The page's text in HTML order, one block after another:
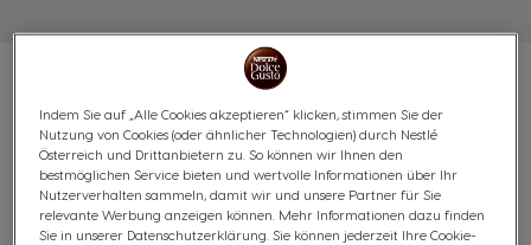
VORTEILSPACK DOLCE
FAMILY - 140 KAPSELN
Indem Sie auf „Alle Cookies akzeptieren“ klicken, stimmen Sie der
Nutzung von Cookies (oder ähnlicher Technologien) durch Nestlé
Österreich und Drittanbietern zu. So können wir Ihnen den
bestmöglichen Service bieten und wertvolle Informationen über Ihr
Nutzerverhalten sammeln, damit wir und unsere Partner für Sie
relevante Werbung anzeigen können. Mehr Informationen dazu finden
Sie in unserer Datenschutzerklärung. Sie können jederzeit Ihre Cookie-